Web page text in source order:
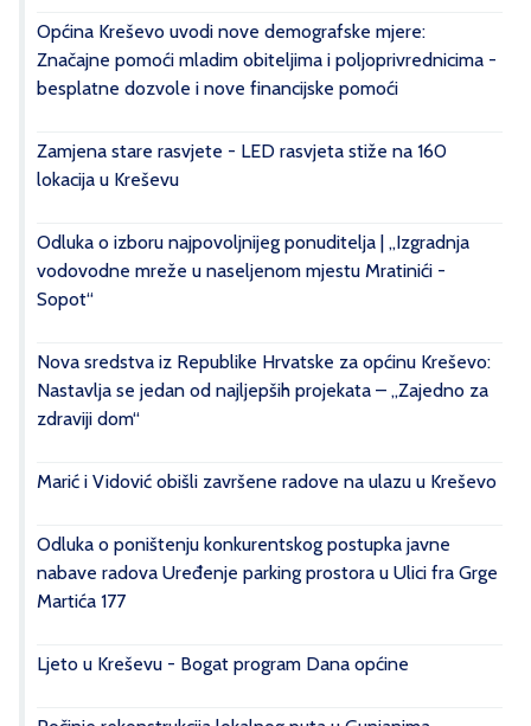
Općina Kreševo uvodi nove demografske mjere:
Značajne pomoći mladim obiteljima i poljoprivrednicima -
besplatne dozvole i nove financijske pomoći
Zamjena stare rasvjete - LED rasvjeta stiže na 160
lokacija u Kreševu
Odluka o izboru najpovoljnijeg ponuditelja | „Izgradnja
vodovodne mreže u naseljenom mjestu Mratinići -
Sopot“
Nova sredstva iz Republike Hrvatske za općinu Kreševo:
Nastavlja se jedan od najljepših projekata – „Zajedno za
zdraviji dom“
Marić i Vidović obišli završene radove na ulazu u Kreševo
Odluka o poništenju konkurentskog postupka javne
nabave radova Uređenje parking prostora u Ulici fra Grge
Martića 177
Ljeto u Kreševu - Bogat program Dana općine